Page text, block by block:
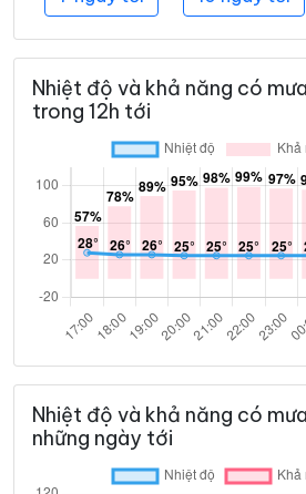
Nhiệt độ và khả năng có
trong 12h tới
Nhiệt độ và khả năng có
những ngày tới